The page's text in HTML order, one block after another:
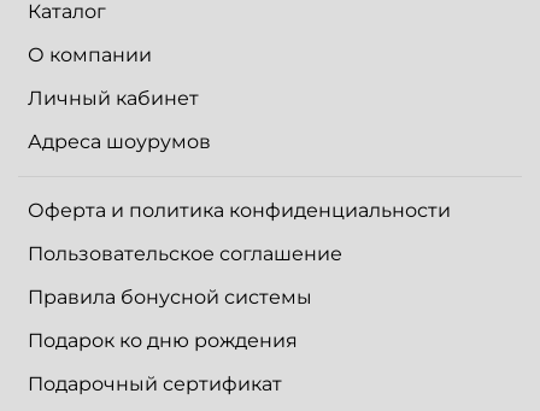
Каталог
О компании
Личный кабинет
Адреса шоурумов
Оферта и политика конфиденциальности
Пользовательское соглашение
Правила бонусной системы
Подарок ко дню рождения
Подарочный сертификат